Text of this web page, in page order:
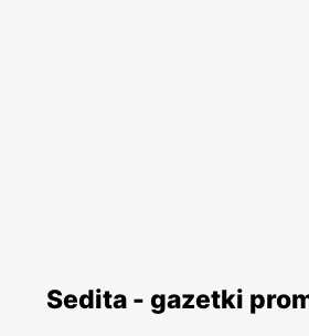
Sedita - gazetki